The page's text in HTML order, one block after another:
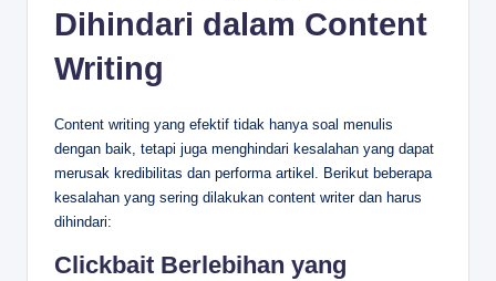
Dihindari dalam Content
Writing
Content writing yang efektif tidak hanya soal menulis
dengan baik, tetapi juga menghindari kesalahan yang dapat
merusak kredibilitas dan performa artikel. Berikut beberapa
kesalahan yang sering dilakukan content writer dan harus
dihindari:
Clickbait Berlebihan yang